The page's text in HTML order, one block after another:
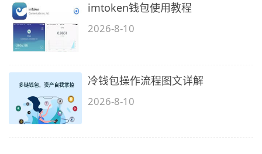
imtoken钱包使用教程
2026-8-10
冷钱包操作流程图文详解
2026-8-10